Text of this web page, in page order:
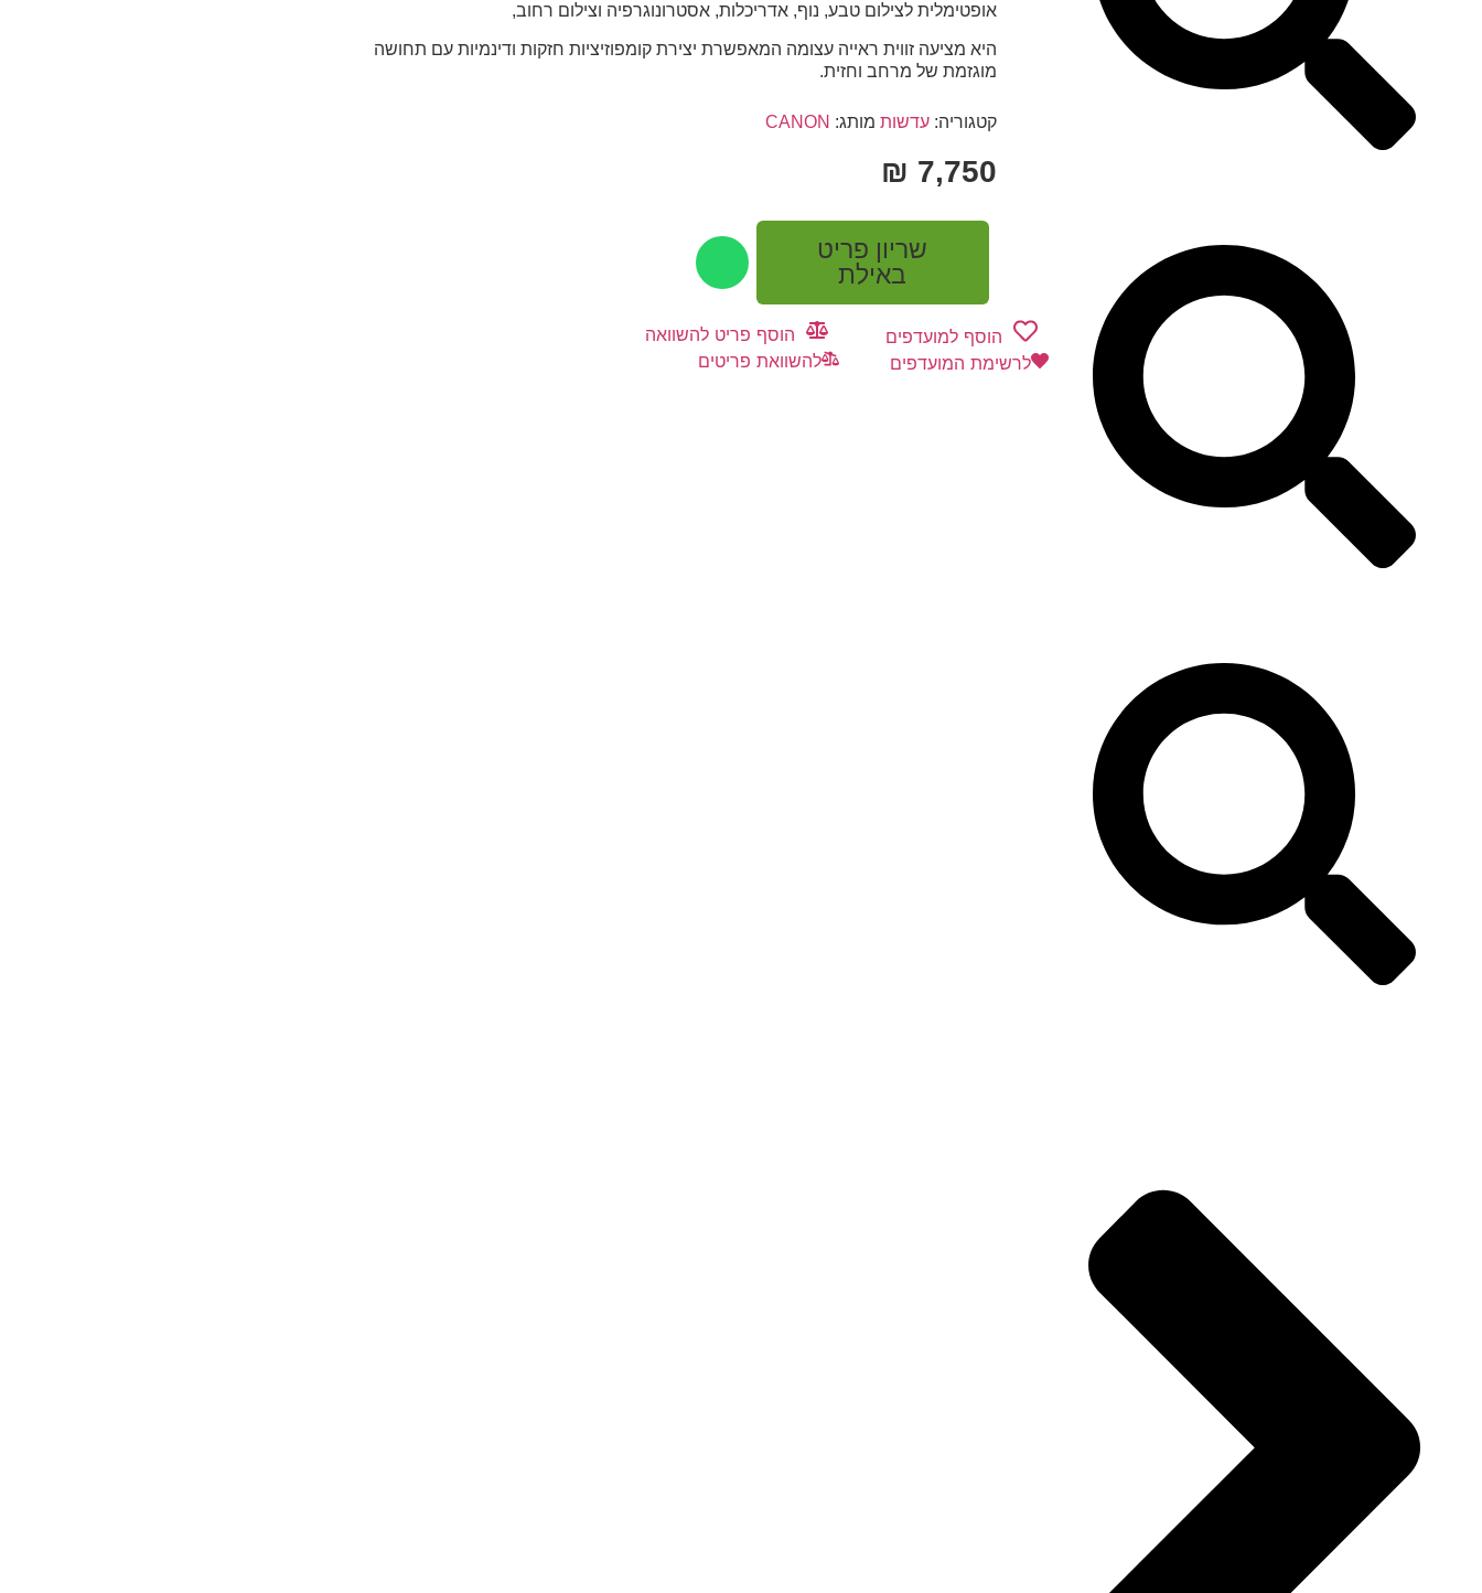
אופטימלית לצילום טבע, נוף, אדריכלות, אסטרונוגרפיה וצילום רחוב,
היא מציעה זווית ראייה עצומה המאפשרת יצירת קומפוזיציות חזקות ודינמיות עם תחושה
מוגזמת של מרחב וחזית.
קטגוריה: עדשות מותג: CANON
₪ 7,750
שריון פריט
באילת
הוסף למועדפים
לרשימת המועדפים
הוסף פריט להשוואה
להשוואת פריטים